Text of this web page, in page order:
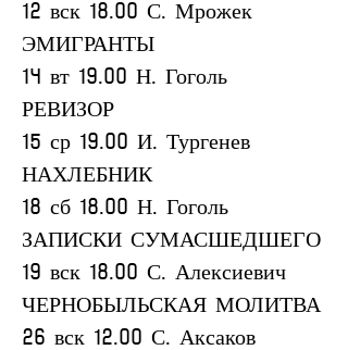
12 вск 18.00 С. Мрожек
ЭМИГРАНТЫ
14 вт 19.00 Н. Гоголь
РЕВИЗОР
15 ср 19.00 И. Тургенев
НАХЛЕБНИК
18 сб 18.00 Н. Гоголь
ЗАПИСКИ СУМАСШЕДШЕГО
19 вск 18.00 С. Алексиевич
ЧЕРНОБЫЛЬСКАЯ МОЛИТВА
26 вск 12.00 С. Аксаков